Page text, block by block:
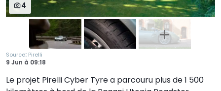
4
Source: Pirelli
9 Jun à 09:18
Le projet Pirelli Cyber Tyre a parcouru plus de 1 500